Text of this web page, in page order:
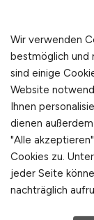
Unterschied
konsistente
erhöhen die
Ein gut
nicht nur
Emotionen.
sich für ein
entscheiden
um das
Wir verwenden
bestmöglich und
sind einige
Website
Ihnen
dienen
"Alle
Cookies zu.
jeder Seite
nachträglich